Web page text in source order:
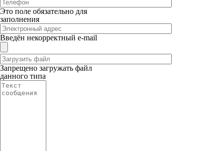
Это поле обязательно для
заполнения
Введён некорректный e-mail
Запрещено загружать файл
данного типа